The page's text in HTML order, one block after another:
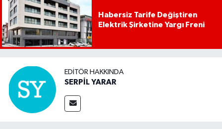
Habersiz Tarife Değiştiren
Elektrik Şirketine Yargı Freni
EDITÖR HAKKINDA
SERPİL YARAR